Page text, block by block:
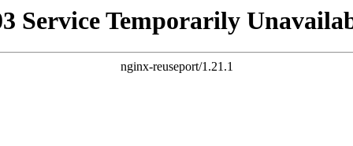
Service Temporarily
nginx-reuseport/1.21.1